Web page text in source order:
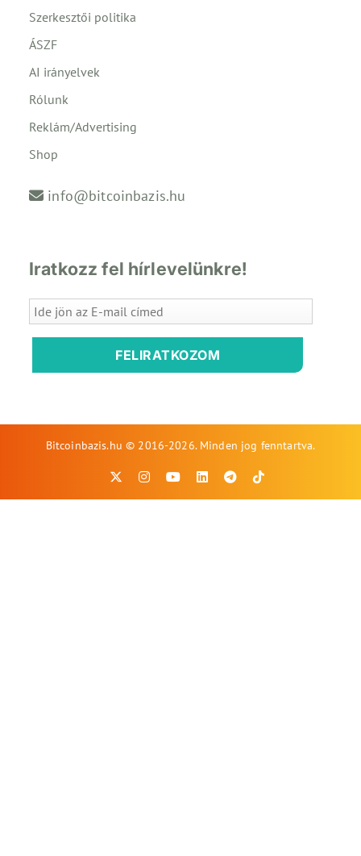
Szerkesztői politika
ÁSZF
AI irányelvek
Rólunk
Reklám/Advertising
Shop
info@bitcoinbazis.hu
Iratkozz fel hírlevelünkre!
FELIRATKOZOM
Bitcoinbazis.hu © 2016-2026. Minden jog fenntartva.